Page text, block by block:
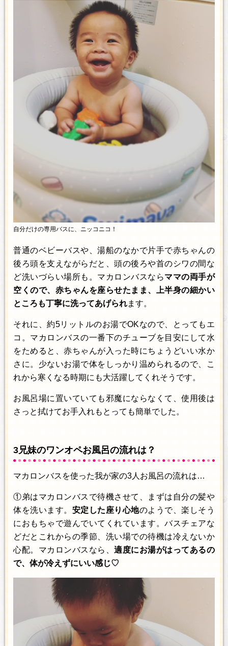
自分だけの専用バスに、ニッコニコ！
普通のベビーバスや、湯船のなかで片手で赤ちゃんの
後ろ頭を支えながらだと、頭の後ろや首のシワの間な
ど洗いづらい場所も。マカロンバスならママの両手が
空くので、赤ちゃんを座らせたまま、上半身の細かい
ところも丁寧に洗ってあげられます。
それに、約5リットルのお湯でOKなので、とってもエ
コ。マカロンバスの一番下のチューブを目安にして水
をためると、赤ちゃんが入った時にちょうどいい水か
さに。少ないお湯で体をしっかり温められるので、こ
れから寒くなる時期にも大活躍してくれそうです。
お風呂場に置いていても邪魔にならなくて、使用後は
さっと拭けてお手入れもとっても簡単でした。
3兄妹のワンオペお風呂の流れは？
マカロンバスを使った我が家の3人お風呂の流れは…
①弟はマカロンバスで待機させて、まずは自分の髪や
体を洗います。 安定した座り心地のようで、楽しそう
におもちゃで遊んでいてくれています。バスチェアな
どだとこれからの季節、洗い場での待機は冷えないか
心配。マカロンバスなら、適度にお湯がはってあるの
で、体が冷えずにいい感じ♡